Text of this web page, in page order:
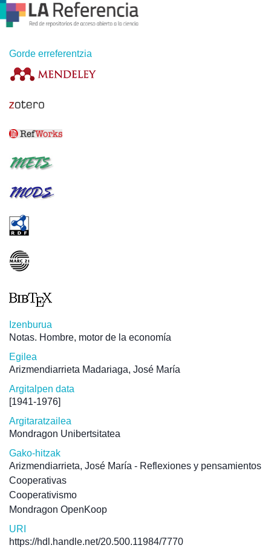
Gorde erreferentzia
Izenburua
Notas. Hombre, motor de la economía
Egilea
Arizmendiarrieta Madariaga, José María
Argitalpen data
[1941-1976]
Argitaratzailea
Mondragon Unibertsitatea
Gako-hitzak
Arizmendiarrieta, José María - Reflexiones y pensamientos
Cooperativas
Cooperativismo
Mondragon OpenKoop
URI
https://hdl.handle.net/20.500.11984/7770